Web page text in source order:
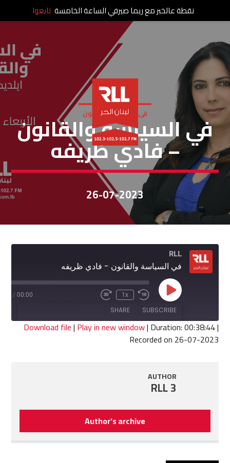
في السياسة والقانون
في السياسة والقانون
– فادي ظريفه
26-07-2023
RLL
في السياسة والقانون - فادي ظريفه
Play
Episode
Rewind
10
Seconds
1x
Fast
seconds
00:00
/
SUBSCRIBE
SHARE
SHARE
Download file| Play in new window| Duration: 00:38:44|
Recorded on 26-07-2023
AUTHOR
RLL 3
Author's archive
نقطة عالخبر مع ريما صيرفي الساعة الخامسة تابعوا